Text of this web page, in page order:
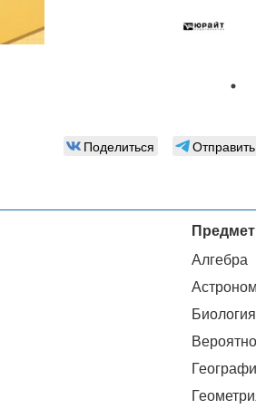
Поделиться Отправить
Алгебра
Биология